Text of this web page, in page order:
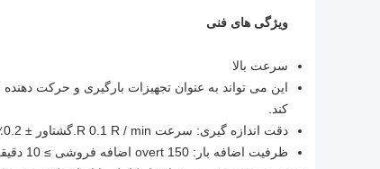
ویژگی های فنی
سرعت بالا
این می تواند به عنوان تجهیزات بارگیری و حرکت
کند.
دقت اندازه گیری: سرعت R 0.1 R / min.گشتاور ± 0.2٪ FS
ظرفیت اضافه بار: 150 overt اضافه فروشی ≥ 10 دقیقه ، 200 overt اضافه فروشی ≥ 1 دقیقه